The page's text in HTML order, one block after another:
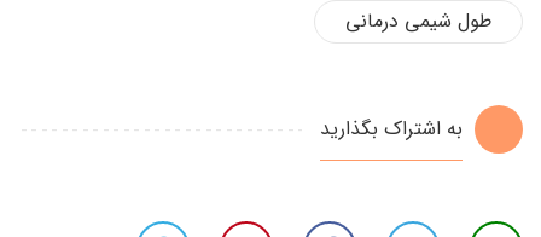
طول شیمی درمانی
به اشتراک بگذارید